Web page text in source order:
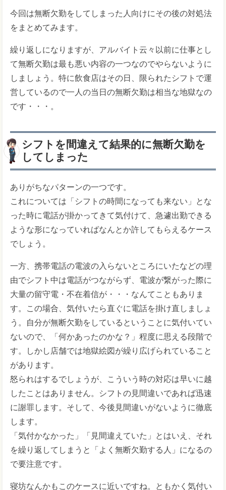
今回は無断欠勤をしてしまった人向けにその後の対処法
をまとめてみます。
繰り返しになりますが、アルバイト云々以前に仕事とし
て無断欠勤は最も悪い内容の一つなのでやらないように
しましょう。特に飲食店はその日、限られたシフトで運
営しているので一人の当日の無断欠勤は相当な地獄なの
です・・・。
シフトを間違えて結果的に無断欠勤を
してしまった
ありがちなパターンの一つです。
これについては「シフトの時間になっても来ない」とな
った時に電話が掛かってきて気付けて、急遽出勤できる
ような形になっていればなんとか許してもらえるケース
でしょう。
一方、携帯電話の電波の入らないところにいたなどの理
由でシフト中は電話がつながらず、電波が繋がった際に
大量の留守電・不在着信が・・・なんてこともありま
す。この場合、気付いたら直ぐに電話を掛け直しましょ
う。自分が無断欠勤をしているということに気付いてい
ないので、「何かあったのかな？」程度に思える段階で
す。しかし店舗では地獄絵図が繰り広げられていること
があります。
怒られはするでしょうが、こういう時の対応は早いに越
したことはありません。シフトの見間違いであれば迅速
に謝罪します。そして、今後見間違いがないように徹底
します。
「気付かなかった」「見間違えていた」とはいえ、それ
を繰り返してしまうと「よく無断欠勤する人」になるの
で要注意です。
寝坊なんかもこのケースに近いですね。ともかく気付い